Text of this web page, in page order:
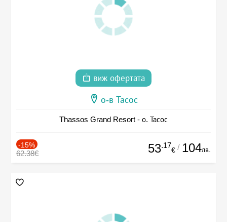
виж офертата
о-в Тасос
Thassos Grand Resort - о. Тасос
-15%
62.38€ 53.17
€ / 104лв.